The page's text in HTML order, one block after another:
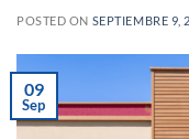
POSTED ON SEPTIEMBRE 9,
09
Sep